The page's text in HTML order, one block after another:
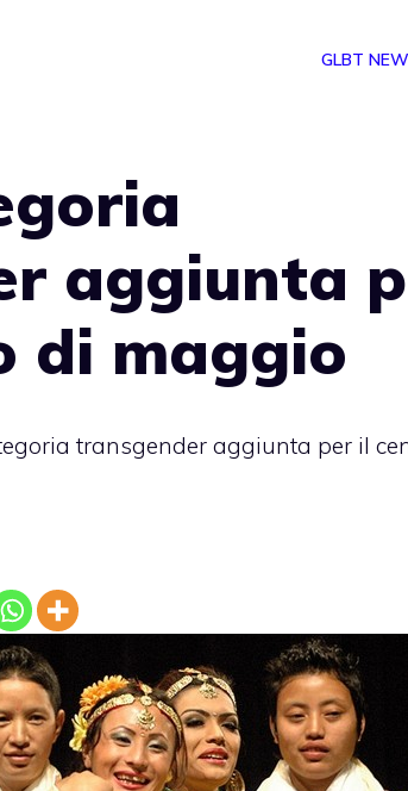
GLBT
aggiunta
di maggio
transgender aggiunta per il